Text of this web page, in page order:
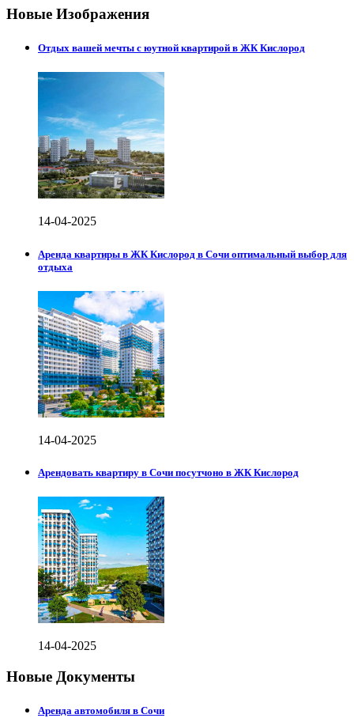
Новые Изображения
Отдых вашей мечты с юутной квартирой в ЖК Кислород
14-04-2025
Аренда квартиры в ЖК Кислород в Сочи оптимальный выбор для
отдыха
14-04-2025
Арендовать квартиру в Сочи посутчоно в ЖК Кислород
14-04-2025
Новые Документы
Аренда автомобиля в Сочи